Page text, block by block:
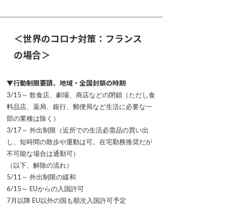
＜世界のコロナ対策：フランス
の場合＞
▼行動制限要請、地域・全国封鎖の時期
3/15～ 飲食店、劇場、商店などの閉鎖（ただし食
料品店、薬局、銀行、郵便局など生活に必要な一
部の業種は除く）
3/17～ 外出制限（近所での生活必需品の買い出
し、短時間の散歩や運動は可。在宅勤務推奨だが
不可能な場合は通勤可）
（以下、解除の流れ）
5/11～ 外出制限の緩和
6/15～ EUからの入国許可
7月以降 EU以外の国も順次入国許可予定